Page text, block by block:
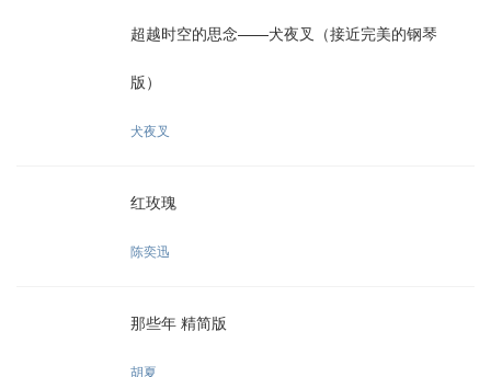
超越时空的思念——犬夜叉（接近完美的钢琴
版）
犬夜叉
红玫瑰
陈奕迅
那些年 精简版
胡夏